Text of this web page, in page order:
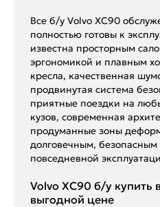
Все б/у Volvo XC90
полностью готовы к
известна просторным
эргономикой и плавным
кресла, качественная
продвинутая система
приятные поездки на
кузов, современная
продуманные зоны
долговечным,
повседневной
Volvo XC90 б/у купить
выгодной цене